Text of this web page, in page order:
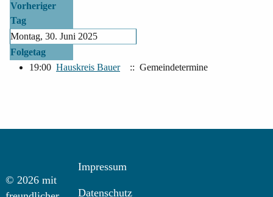
Vorheriger
Tag
Montag, 30. Juni 2025
Folgetag
19:00 Hauskreis Bauer :: Gemeindetermine
© 2026 mit
Impressum
Datenschutz